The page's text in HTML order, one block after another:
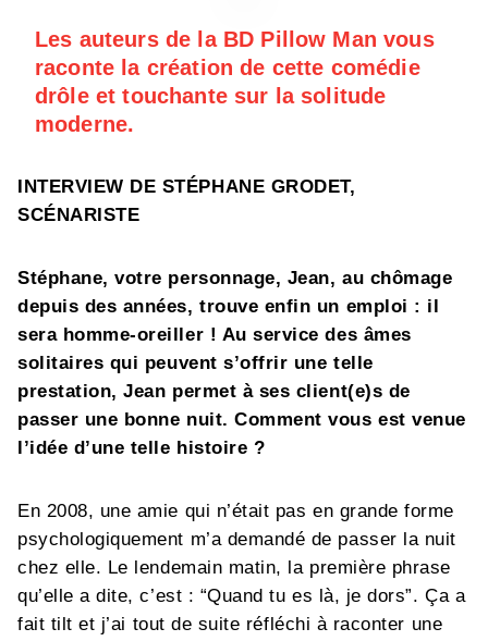
Les auteurs de la BD Pillow Man vous
raconte la création de cette comédie
drôle et touchante sur la solitude
moderne.
INTERVIEW DE STÉPHANE GRODET,
SCÉNARISTE
Stéphane, votre personnage, Jean, au chômage
depuis des années, trouve enfin un emploi : il
sera homme-oreiller ! Au service des âmes
solitaires qui peuvent s’offrir une telle
prestation, Jean permet à ses client(e)s de
passer une bonne nuit. Comment vous est venue
l’idée d’une telle histoire ?
En 2008, une amie qui n’était pas en grande forme
psychologiquement m’a demandé de passer la nuit
chez elle. Le lendemain matin, la première phrase
qu’elle a dite, c’est : “Quand tu es là, je dors”. Ça a
fait tilt et j’ai tout de suite réfléchi à raconter une